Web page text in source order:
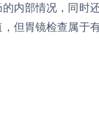
内部情况，同时
但胃镜检查属于